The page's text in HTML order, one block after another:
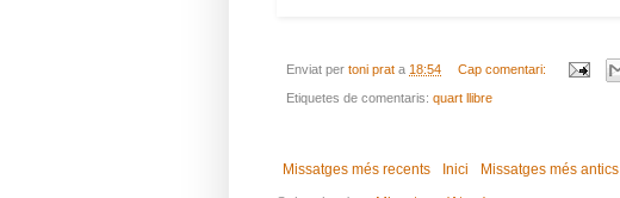
Enviat per toni prat a 18:54 Cap comentari:
Etiquetes de comentaris: quart llibre
Missatges més recents Missatges més antics
Inici